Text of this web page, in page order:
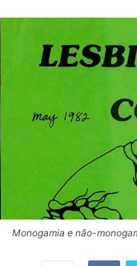
Monogamia e não-